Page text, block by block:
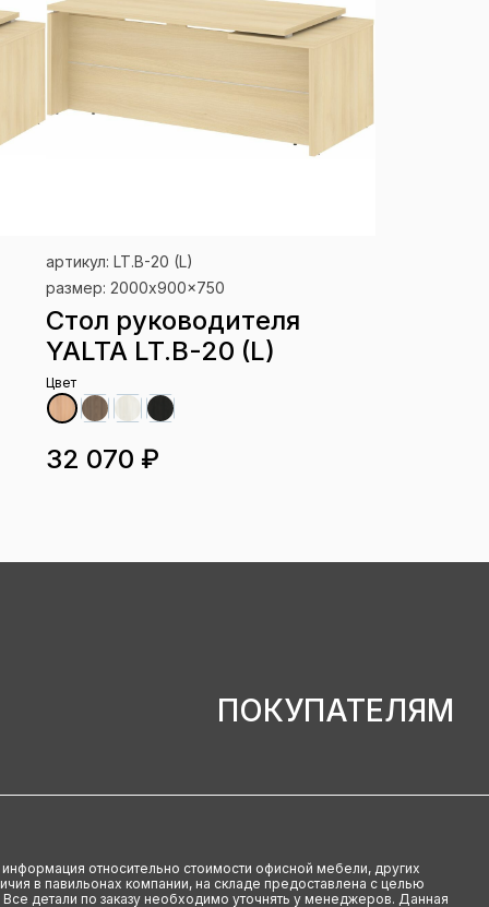
артикул: LT.B-20 (L)
размер: 2000x900x750
Стол руководителя
YALTA LT.B-20 (L)
Цвет
32 070 ₽
ПОКУПАТЕЛЯМ
относительно стоимости офисной мебели, других
в павильонах компании, на складе предоставлена с целью
детали по заказу необходимо уточнять у менеджеров. Данная